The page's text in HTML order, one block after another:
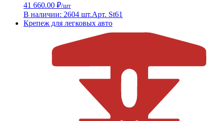
41 660.00 ₽/шт
В наличии: 2604 шт.Арт. St61
Крепеж для легковых авто